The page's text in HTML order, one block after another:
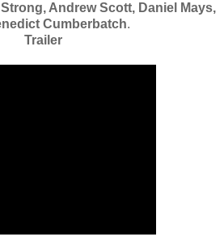
Andrew Scott, Daniel Mays,
Cumberbatch.
Trailer